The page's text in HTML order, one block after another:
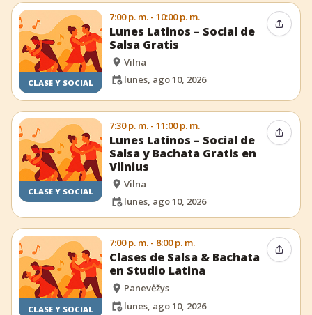
CLASE Y SOCIAL
7:00 p. m. - 10:00 p. m.
Lunes Latinos – Social de
Salsa Gratis
Vilna
lunes, ago 10, 2026
CLASE Y SOCIAL
7:30 p. m. - 11:00 p. m.
Lunes Latinos – Social de
Salsa y Bachata Gratis en
Vilnius
Vilna
lunes, ago 10, 2026
CLASE Y SOCIAL
7:00 p. m. - 8:00 p. m.
Clases de Salsa & Bachata
en Studio Latina
Panevėžys
lunes, ago 10, 2026